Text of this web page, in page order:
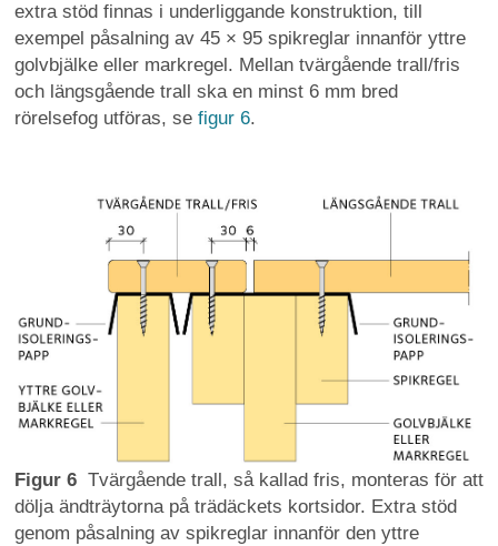
extra stöd finnas i underliggande konstruktion, till
exempel påsalning av 45 × 95 spikreglar innanför yttre
golvbjälke eller markregel. Mellan tvärgående trall/fris
och längsgående trall ska en minst 6 mm bred
rörelsefog utföras, se figur 6.
Figur 6 Tvärgående trall, så kallad fris, monteras för att
dölja ändträytorna på trädäckets kortsidor. Extra stöd
genom påsalning av spikreglar innanför den yttre